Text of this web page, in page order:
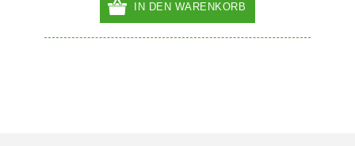
IN DEN WARENKORB